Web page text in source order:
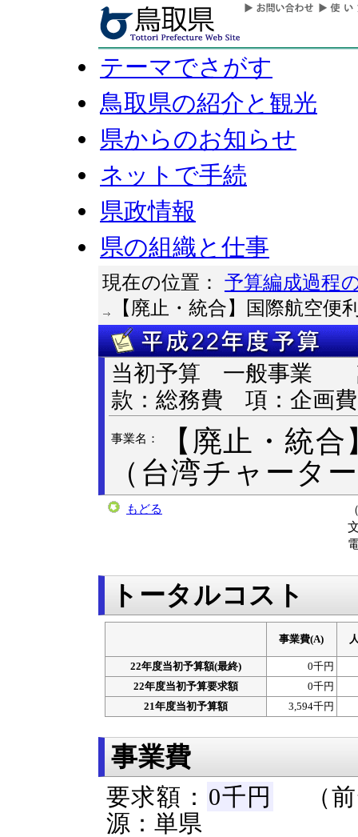
テーマでさがす
鳥取県の紹介と観光
県からのお知らせ
ネットで手続
県政情報
県の組織と仕事
現在の位置： 予算編成過程
【廃止・統合】国際航空
当初予算 一般事業
款：総務費 項：企画
事業名：
【廃止・統
（台湾チャータ
もどる
トータルコスト
事業費(A)
22年度当初予算額(最終)
0千円
22年度当初予算要求額
0千円
21年度当初予算額
3,594千円
事業費
要求額： 0千円
（前
源：単県